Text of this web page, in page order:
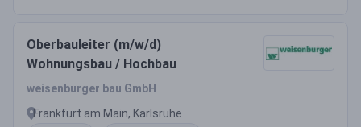
Oberbauleiter (m/w/d)
Wohnungsbau / Hochbau
weisenburger bau GmbH
Frankfurt am Main, Karlsruhe